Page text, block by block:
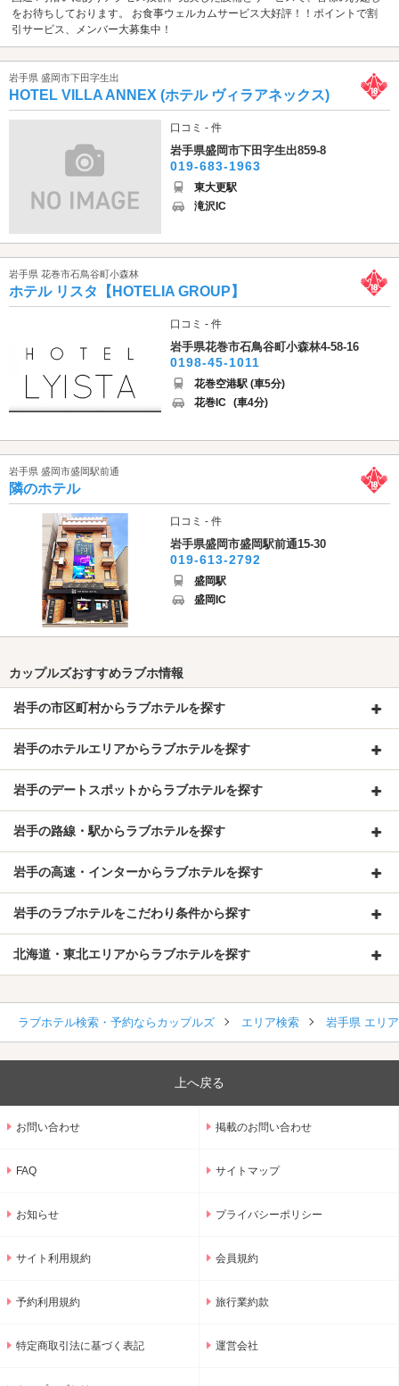
をお待ちしております。 お食事ウェルカムサービス大好評！！ポイントで割
引サービス、メンバー大募集中！
岩手県 盛岡市下田字生出
HOTEL VILLA ANNEX (ホテル ヴィラアネックス)
口コミ - 件
岩手県盛岡市下田字生出859-8
019-683-1963
東大更駅
滝沢IC
岩手県 花巻市石鳥谷町小森林
ホテル リスタ【HOTELIA GROUP】
口コミ - 件
岩手県花巻市石鳥谷町小森林4-58-16
0198-45-1011
花巻空港駅 (車5分)
花巻IC (車4分)
岩手県 盛岡市盛岡駅前通
隣のホテル
口コミ - 件
岩手県盛岡市盛岡駅前通15-30
019-613-2792
盛岡駅
盛岡IC
カップルズおすすめラブホ情報
岩手の市区町村からラブホテルを探す
岩手のホテルエリアからラブホテルを探す
岩手のデートスポットからラブホテルを探す
岩手の路線・駅からラブホテルを探す
岩手の高速・インターからラブホテルを探す
岩手のラブホテルをこだわり条件から探す
北海道・東北エリアからラブホテルを探す
ラブホテル検索・予約ならカップルズ エリア検索 岩手県 エリ
上へ戻る
お問い合わせ 掲載のお問い合わせ
FAQ サイトマップ
お知らせ プライバシーポリシー
サイト利用規約 会員規約
予約利用規約 旅行業約款
特定商取引法に基づく表記 運営会社